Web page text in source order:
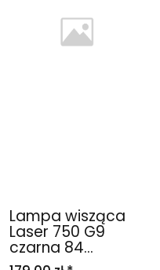
Lampa wisząca
Laser 750 G9
czarna 84...